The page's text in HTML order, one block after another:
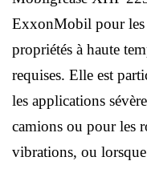
ExxonMobil pour les
propriétés à haute
requises. Elle est
les applications
camions ou pour les
vibrations, ou lorsque